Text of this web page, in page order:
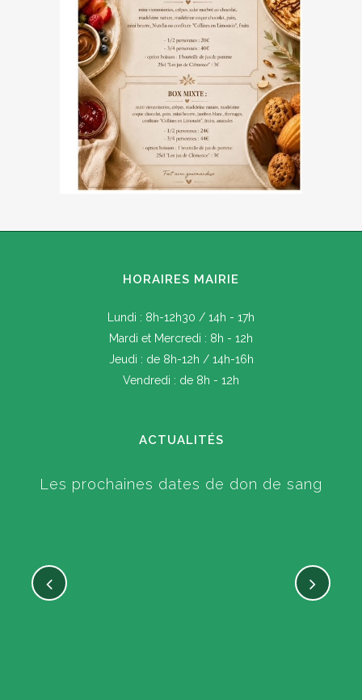
HORAIRES MAIRIE
Lundi : 8h-12h30 / 14h - 17h
Mardi et Mercredi : 8h - 12h
Jeudi : de 8h-12h / 14h-16h
Vendredi : de 8h - 12h
ACTUALITÉS
Les prochaines dates de don de sang